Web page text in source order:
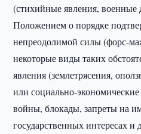
(стихийные явления, военные
Положением о порядке
непреодолимой силы (форс-
некоторые виды таких
явления (землетрясения,
или социально-экономические
войны, блокады, запреты на
государственных интересах